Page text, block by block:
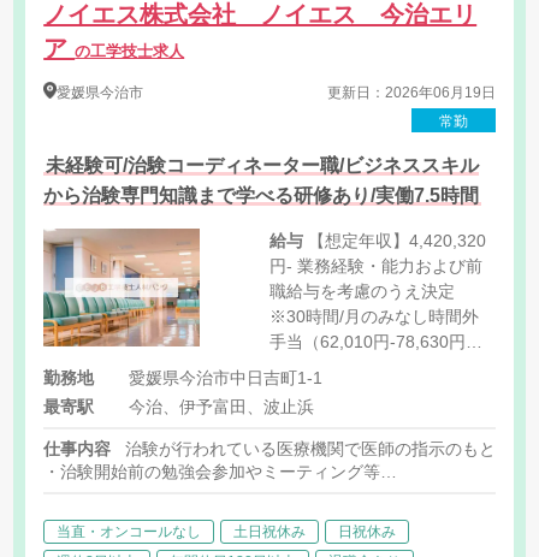
ノイエス株式会社 ノイエス 今治エリ
アの工学技士求人
愛媛県今治市
更新日：2026年06月19日
常勤
未経験可/治験コーディネーター職/ビジネススキル
から治験専門知識まで学べる研修あり/実働7.5時間
給与
円- 業務経験・能力および前
職給与を考慮のうえ決定
※30時間/月のみなし時間外
手当（62,010円-78,630円）
を含みます。（30時間を超過
した場合は別途時間外手当を
支給致します。） なお、研修
期間中、固定残業代は57,030
円-73,650円となります。
平均2ヶ月)は、職務手当
(20,000円/月)なし ※賞与に
勤務地
愛媛県今治市中日吉町1-1
最寄駅
今治、伊予富田、波止浜
仕事内容
治験が行われている医療機関で医師の指示のもと医
・治験開始前の勉強会参加やミーティング等
・治験に参加する患者様に対する試験内容の補助説明
・被験者のスケジュール管理
当直・オンコールなし 土日祝休み
日祝休み